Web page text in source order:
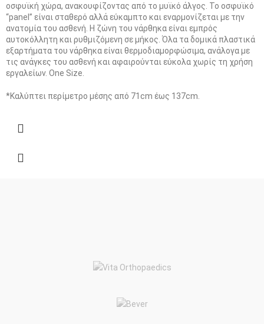
οσφυϊκή χώρα, ανακουφίζοντας από το μυϊκό άλγος. Το οσφυϊκό
“panel” είναι σταθερό αλλά εύκαμπτο και εναρμονίζεται με την
ανατομία του ασθενή. Η ζώνη του νάρθηκα είναι εμπρός
αυτοκόλλητη και ρυθμιζόμενη σε μήκος. Όλα τα δομικά πλαστικά
εξαρτήματα του νάρθηκα είναι θερμοδιαμορφώσιμα, ανάλογα με
τις ανάγκες του ασθενή και αφαιρούνται εύκολα χωρίς τη χρήση
εργαλείων. One Size.
*Καλύπτει περίμετρο μέσης από 71cm έως 137cm.